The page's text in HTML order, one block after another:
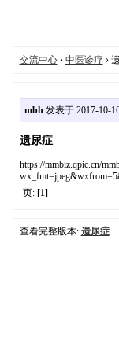
交流中心› 中医诊疗 ›
mbh发表于 2017-10-
遗尿症
https://mmbiz.qpic.cn/
页: [1]
查看完整版本: 遗尿症